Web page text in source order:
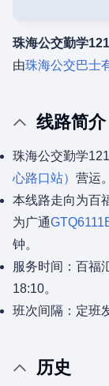
珠海公交勤学121
由珠海公交巴士
线路简介
珠海公交勤学
心路口站） 营运。
本线路走向为百
为广通
钟。
服务时间：百福
18:10。
班次间隔：定班
历史